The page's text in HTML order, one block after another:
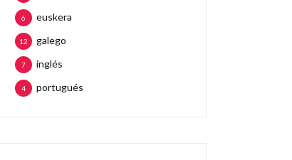
euskera
6
galego
12
inglés
7
portugués
4